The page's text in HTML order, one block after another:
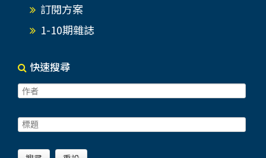
訂閱方案
1-10期雜誌
快速搜尋